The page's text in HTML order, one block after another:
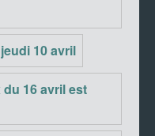
10 avril
16 avril est